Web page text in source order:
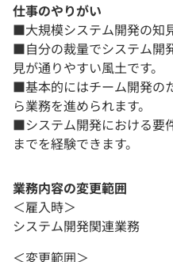
仕事のやりがい
■大規模システム開発の知
■自分の裁量でシステム開
見が通りやすい風土です。
■基本的にはチーム開発の
ら業務を進められます。
■システム開発における要
までを経験できます。
業務内容の変更範囲
＜雇入時＞
システム開発関連業務
＜変更範囲＞